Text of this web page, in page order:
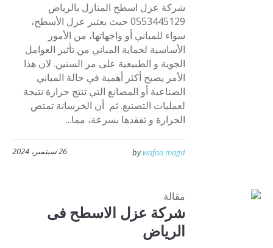
شركة عزل اسطح المنازل بالرياض
0553445129 حيث يعتبر عزل الأسطح،
سواء للمباني أو واجهاتها، من الأمور
الأساسية لحماية المباني من تأثير العوامل
الجوية و الطبيعية على مر السنين. لان هذا
الأمر يصبح أكثر أهمية في حالة المباني
الصناعية أو المصانع التي تنتج حرارة نتيجة
لعمليات التصنيع. ثم أن الخرسانة تمتص
الحرارة و تفقدها بسرعة، مما...
26 سبتمبر، 2024 bywafaa magd
مقالة
شركة عزل الاسطح فى
الرياض